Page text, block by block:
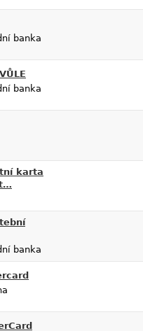
banka
banka
karta
banka